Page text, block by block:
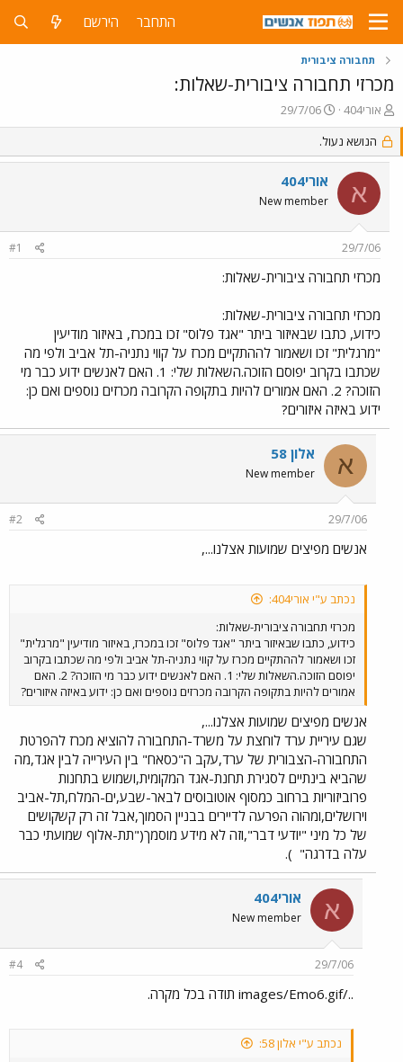
התחבר הירשם
תחבורה ציבורית
מכרזי תחבורה ציבורית-שאלות:
פ
ו
ת
ח
נ
אורי404
פ
ו
ר
ס
ם
ב
ת
ך
29/7/06
הנושא נעול.
א אורי404
New member
29/7/06
#1
מכרזי תחבורה ציבורית-שאלות:
מכרזי תחבורה ציבורית-שאלות:
כידוע, כתבו שבאיזור ביתר "אגד פלוס" זכו במכרז, באיזור מודיעין
"מרגלית" זכו ושאמור לההתקיים מכרז על קווי נתניה-תל אביב ולפי מה
שכתבו בקרוב יפוסם הזוכה.השאלות שלי: 1. האם לאנשים ידוע כבר מי
הזוכה? 2. האם אמורים להיות בתקופה הקרובה מכרזים נוספים ואם כן:
ידוע באיזה איזורים?
א אלון 58
New member
29/7/06
#2
אנשים מפיצים שמועות אצלנו...,
נכתב ע"י אורי404:
מכרזי תחבורה ציבורית-שאלות:
כידוע, כתבו שבאיזור ביתר "אגד פלוס" זכו במכרז, באיזור מודיעין "מרגלית"
זכו ושאמור לההתקיים מכרז על קווי נתניה-תל אביב ולפי מה שכתבו בקרוב
יפוסם הזוכה.השאלות שלי: 1. האם לאנשים ידוע כבר מי הזוכה? 2. האם
אמורים להיות בתקופה הקרובה מכרזים נוספים ואם כן: ידוע באיזה איזורים?
אנשים מפיצים שמועות אצלנו...,
שגם עיריית ערד לוחצת על משרד-התחבורה להוציא מכרז להפרטת
התחבורה-הצבורית של ערד,עקב ה"כסאח" בין העירייה לבין אגד,מה
שהביא בינתיים לסגירת תחנת-אגד המקומית,ושמוש בתחנות
פרוביזוריות ברחוב כמסוף אוטובוסים לבאר-שבע,ים-המלח,תל-אביב
וירושלים,ומהוה הפרעה לדיירים בבניין הסמוך,אבל זה רק קשקושים
של כל מיני "יודעי דבר",וזה לא מידע מוסמך("תת-אלוף שמועתי כבר
עלה בדרגה" ).
א אורי404
New member
29/7/06
#4
../images/Emo6.gif תודה בכל מקרה.
נכתב ע"י אלון 58: